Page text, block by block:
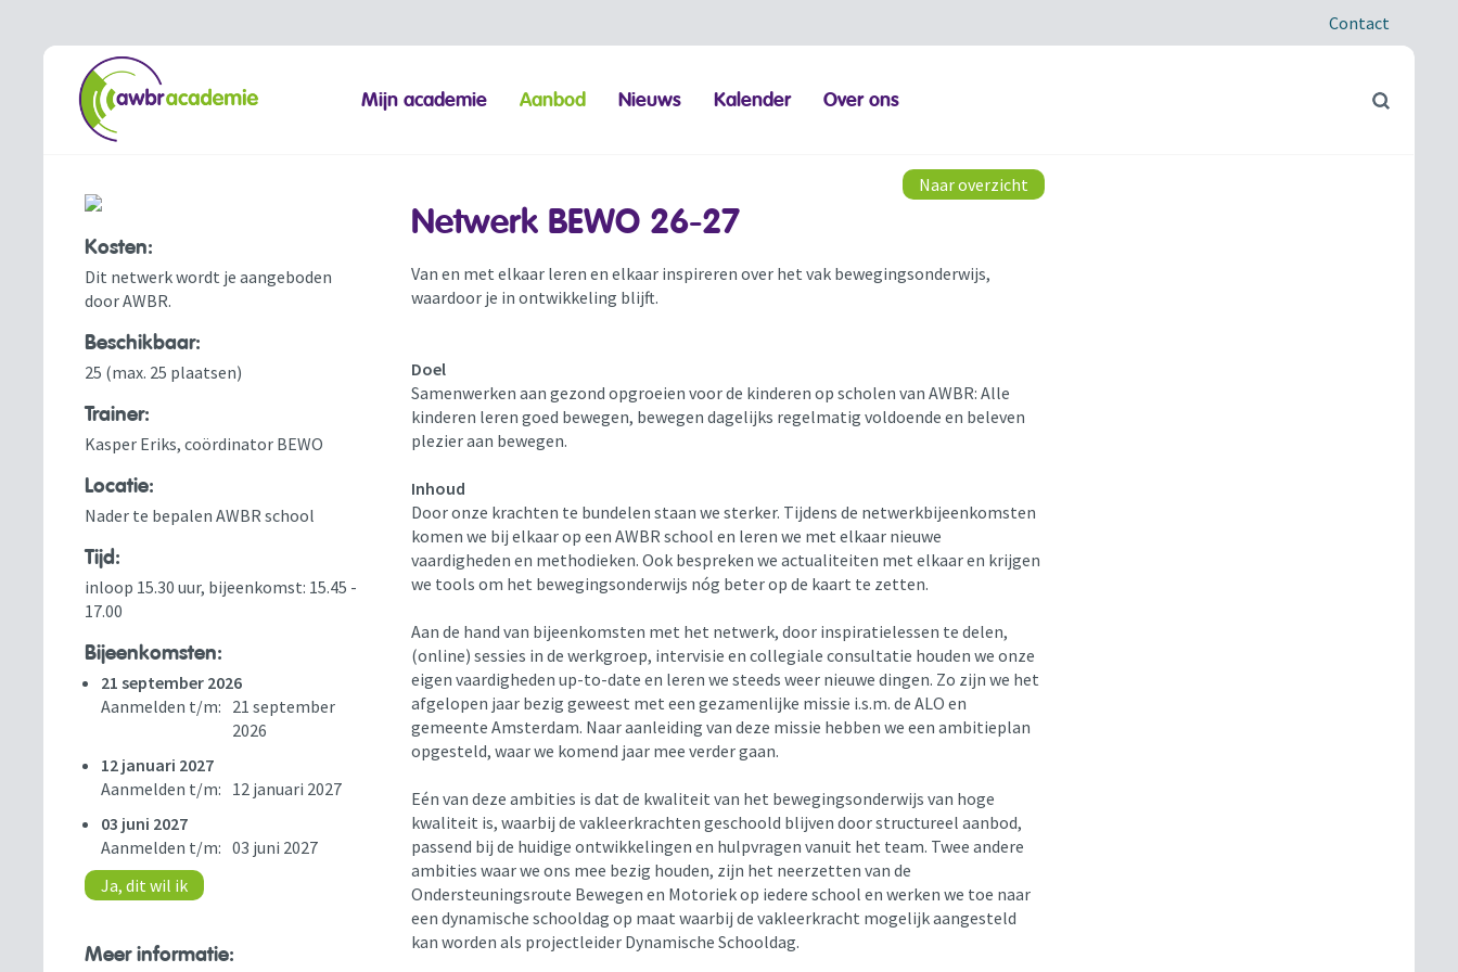
Contact
Mijn academie Aanbod Nieuws Kalender Over ons
Kosten:
Dit netwerk wordt je aangeboden
door AWBR.
Beschikbaar:
25 (max. 25 plaatsen)
Trainer:
Kasper Eriks, coördinator BEWO
Locatie:
Nader te bepalen AWBR school
Tijd:
inloop 15.30 uur, bijeenkomst: 15.45 -
17.00
Bijeenkomsten:
21 september 2026
Aanmelden t/m: 21 september
2026
12 januari 2027
Aanmelden t/m: 12 januari 2027
03 juni 2027
Aanmelden t/m: 03 juni 2027
Ja, dit wil ik
Meer informatie:
Naar overzicht
Netwerk BEWO 26-27
Van en met elkaar leren en elkaar inspireren over het vak bewegingsonderwijs,
waardoor je in ontwikkeling blijft.
Doel
Samenwerken aan gezond opgroeien voor de kinderen op scholen van AWBR: Alle
kinderen leren goed bewegen, bewegen dagelijks regelmatig voldoende en beleven
plezier aan bewegen.
Inhoud
Door onze krachten te bundelen staan we sterker. Tijdens de netwerkbijeenkomsten
komen we bij elkaar op een AWBR school en leren we met elkaar nieuwe
vaardigheden en methodieken. Ook bespreken we actualiteiten met elkaar en krijgen
we tools om het bewegingsonderwijs nóg beter op de kaart te zetten.
Aan de hand van bijeenkomsten met het netwerk, door inspiratielessen te delen,
(online) sessies in de werkgroep, intervisie en collegiale consultatie houden we onze
eigen vaardigheden up-to-date en leren we steeds weer nieuwe dingen. Zo zijn we het
afgelopen jaar bezig geweest met een gezamenlijke missie i.s.m. de ALO en
gemeente Amsterdam. Naar aanleiding van deze missie hebben we een ambitieplan
opgesteld, waar we komend jaar mee verder gaan.
Eén van deze ambities is dat de kwaliteit van het bewegingsonderwijs van hoge
kwaliteit is, waarbij de vakleerkrachten geschoold blijven door structureel aanbod,
passend bij de huidige ontwikkelingen en hulpvragen vanuit het team. Twee andere
ambities waar we ons mee bezig houden, zijn het neerzetten van de
Ondersteuningsroute Bewegen en Motoriek op iedere school en werken we toe naar
een dynamische schooldag op maat waarbij de vakleerkracht mogelijk aangesteld
kan worden als projectleider Dynamische Schooldag.